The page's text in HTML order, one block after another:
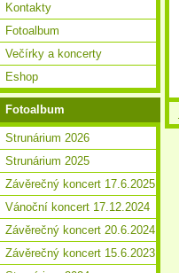
Kontakty
Fotoalbum
Večírky a koncerty
Eshop
Fotoalbum
Strunárium 2026
Strunárium 2025
Závěrečný koncert 17.6.2025
Vánoční koncert 17.12.2024
Závěrečný koncert 20.6.2024
Závěrečný koncert 15.6.2023